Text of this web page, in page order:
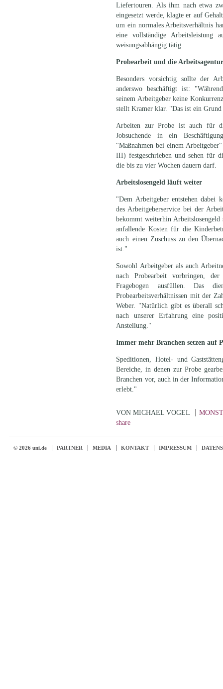
Liefertouren. Als ihm nach etwa
eingesetzt werde, klagte er auf
um ein normales Arbeitsverhältnis
eine vollständige Arbeitsleistung
weisungsabhängig tätig.
Probearbeit und die
Besonders vorsichtig sollte der
anderswo beschäftigt ist:
seinem Arbeitgeber keine
stellt Kramer klar. "Das ist ein
Arbeiten zur Probe ist auch für
Jobsuchende in ein
"Maßnahmen bei einem
III) festgeschrieben und sehen für
die bis zu vier Wochen dauern darf.
Arbeitslosengeld läuft weiter
"Dem Arbeitgeber entstehen dabei
des Arbeitgeberservice bei der
bekommt weiterhin
anfallende Kosten für die
auch einen Zuschuss zu den
ist."
Sowohl Arbeitgeber als auch
nach Probearbeit vorbringen, der
Fragebogen ausfüllen. Das
Probearbeitsverhältnissen mit der
Weber. "Natürlich gibt es überall
nach unserer Erfahrung eine
Anstellung."
Immer mehr Branchen setzen auf
Speditionen, Hotel- und
Bereiche, in denen zur Probe
Branchen vor, auch in der
erlebt."
VON MICHAEL VOGEL
share
© 2026 uni.de PARTNER MEDIA KONTAKT IMPRESSUM